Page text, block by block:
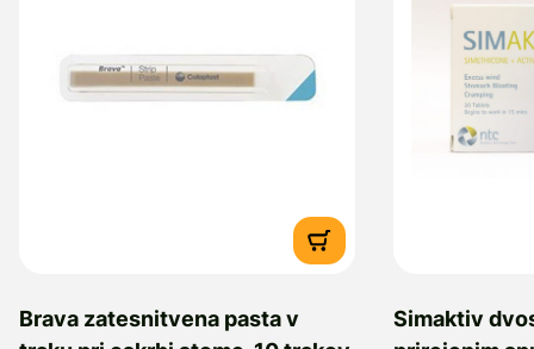
Brava zatesnitvena pasta v
Simaktiv